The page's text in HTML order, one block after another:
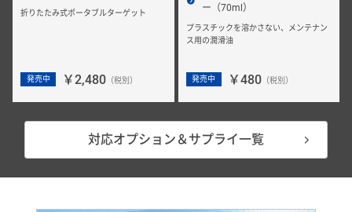
折りたたみ式ポータブルターゲット
発売中 ￥2,480 （税別）
ー（70ml）
プラスチックを溶かさない、メンテナン
ス用の潤滑油
発売中 ￥480（税別）
対応オプション＆サプライ一覧